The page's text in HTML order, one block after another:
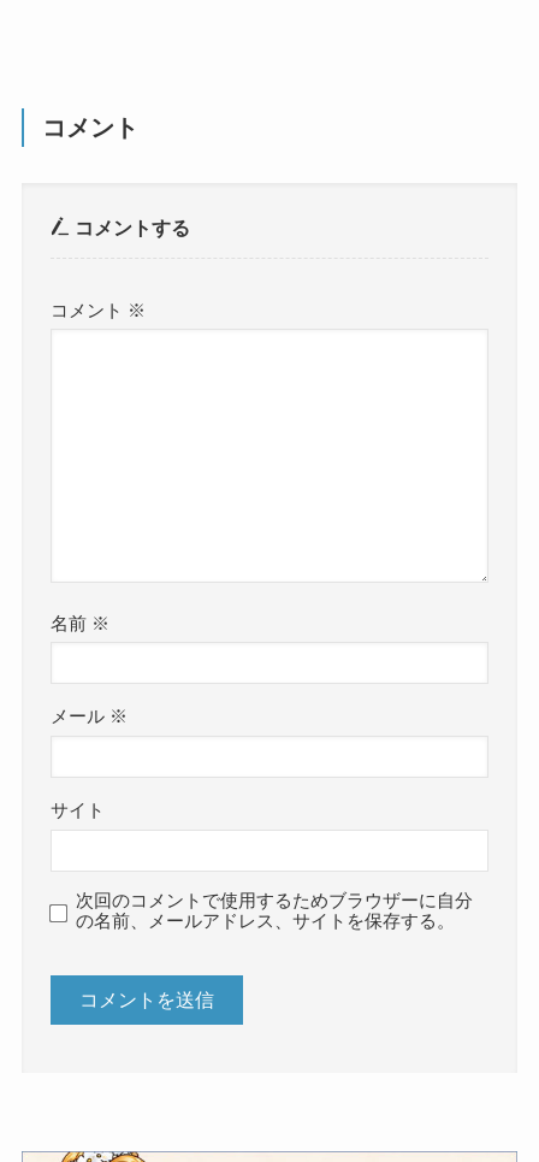
コメント
コメントする
コメント ※
名前 ※
メール ※
サイト
次回のコメントで使用するためブラウザーに自分
の名前、メールアドレス、サイトを保存する。